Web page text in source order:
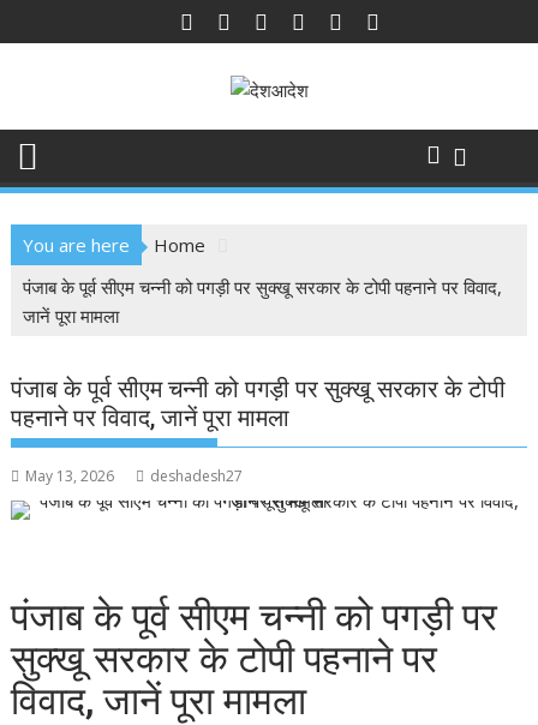
to
You are here
Home
पंजाब के पूर्व सीएम चन्नी को पगड़ी पर सुक्खू सरकार के टोपी पहनाने पर विवाद,
जानें पूरा मामला
पंजाब के पूर्व सीएम चन्नी को पगड़ी पर सुक्खू सरकार के टोपी
पहनाने पर विवाद, जानें पूरा मामला
May 13, 2026 deshadesh27
पंजाब के पूर्व सीएम चन्नी को पगड़ी पर
सुक्खू सरकार के टोपी पहनाने पर
विवाद, जानें पूरा मामला